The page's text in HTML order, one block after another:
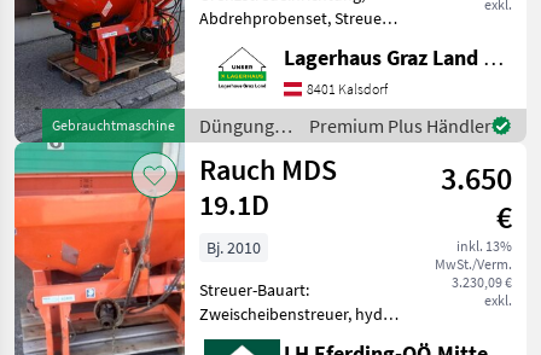
Gebrauchtmaschine
exkl.
Abdrehprobenset, Streuer-
Klassifizierung:
Gebrauchtmaschine;
Seriennummer/Fahrgestellnummer:
65293; Behältervolumen:
1700;
Lagerhaus Graz Land eGen
8401 Kalsdorf
Düngung
und
Beregnung
/ Rauch
Premium Plus Händler
Rauch MDS
19.1D
3.650
€
inkl. 13%
MwSt./Verm.
3.230,09 €
exkl.
Bj. 2010
Streuer-Bauart:
Zweischeibenstreuer, hydr.
Betätigung,